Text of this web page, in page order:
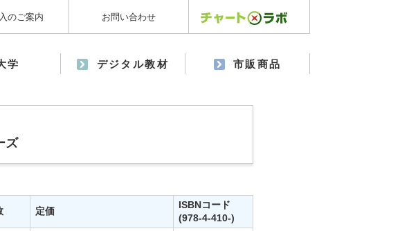
のご案内 お問い合わせ
学 デジタル教材 市販商品
ズ
定価
ISBNコード
(978-4-410-)